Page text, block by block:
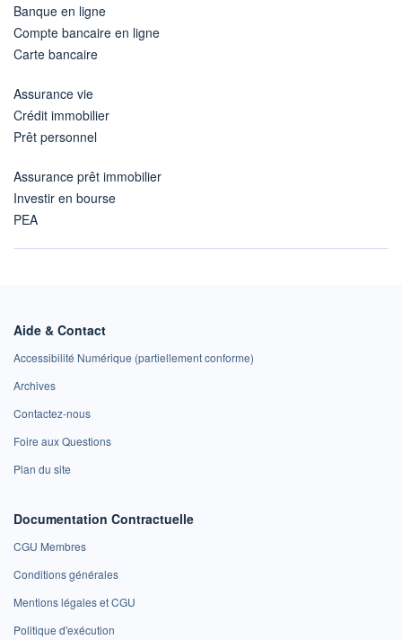
Banque en ligne
Compte bancaire en ligne
Carte bancaire
Assurance vie
Crédit immobilier
Prêt personnel
Assurance prêt immobilier
Investir en bourse
PEA
Aide & Contact
Accessibilité Numérique (partiellement conforme)
Archives
Contactez-nous
Foire aux Questions
Plan du site
Documentation Contractuelle
CGU Membres
Conditions générales
Mentions légales et CGU
Politique d'exécution